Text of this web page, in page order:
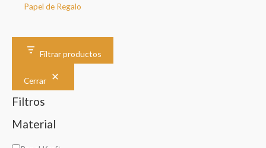
Papel de Regalo
Filtrar productos
Cerrar
Filtros
Material